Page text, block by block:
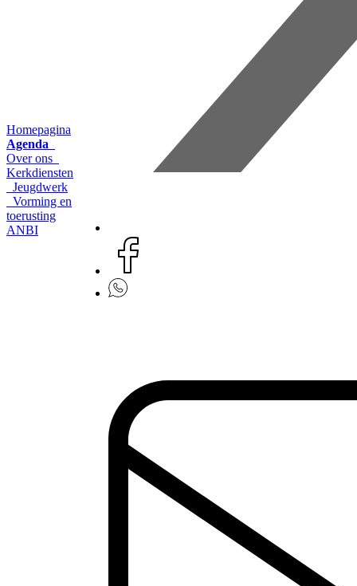
Homepagina
Agenda
Over ons
Kerkdiensten
Jeugdwerk
Vorming en
toerusting
ANBI